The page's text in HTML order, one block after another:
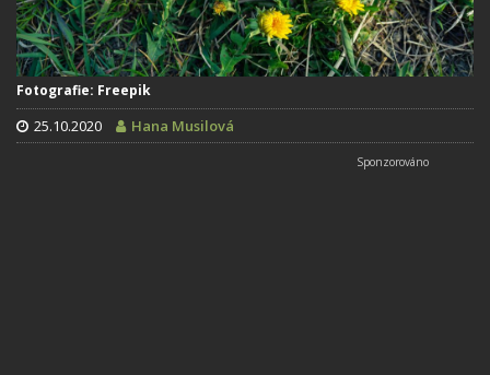
Fotografie: Freepik
25.10.2020 Hana Musilová